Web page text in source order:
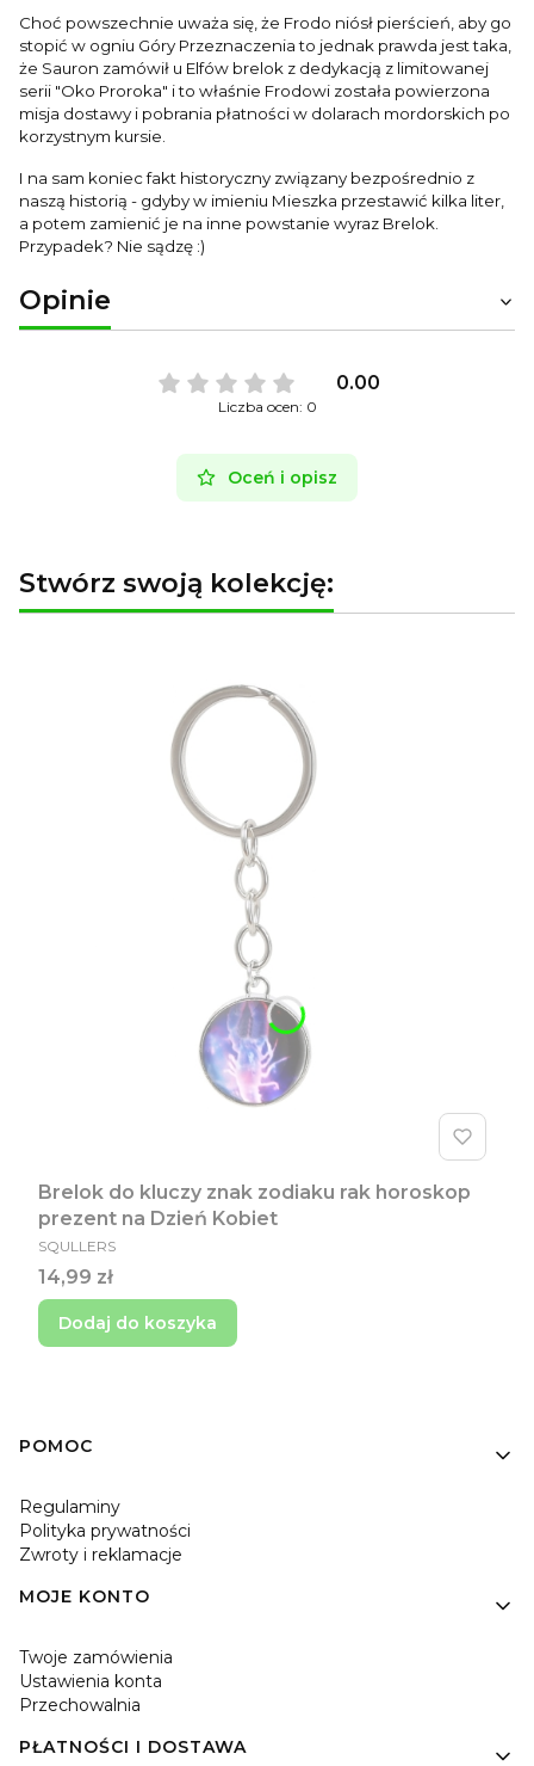
Choć powszechnie uważa się, że Frodo niósł pierścień, aby go
stopić w ogniu Góry Przeznaczenia to jednak prawda jest taka,
że Sauron zamówił u Elfów brelok z dedykacją z limitowanej
serii "Oko Proroka" i to właśnie Frodowi została powierzona
misja dostawy i pobrania płatności w dolarach mordorskich po
korzystnym kursie.
I na sam koniec fakt historyczny związany bezpośrednio z
naszą historią - gdyby w imieniu Mieszka przestawić kilka liter,
a potem zamienić je na inne powstanie wyraz Brelok.
Przypadek? Nie sądzę :)
Opinie
0.00
Liczba ocen: 0
Oceń i opisz
Stwórz swoją kolekcję:
Brelok do kluczy znak zodiaku rak horoskop
prezent na Dzień Kobiet
PRODUCENT
SQULLERS
Cena
14,99 zł
Dodaj do koszyka
Linki w stopce
POMOC
Regulaminy
Polityka prywatności
Zwroty i reklamacje
MOJE KONTO
Twoje zamówienia
Ustawienia konta
Przechowalnia
PŁATNOŚCI I DOSTAWA